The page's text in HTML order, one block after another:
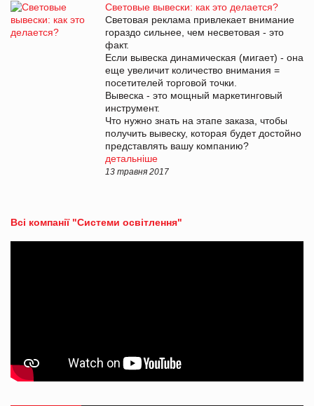
Световые вывески: как это делается?
Световая реклама привлекает внимание
гораздо сильнее, чем несветовая - это
факт.
Если вывеска динамическая (мигает) - она
еще увеличит количество внимания =
посетителей торговой точки.
Вывеска - это мощный маркетинговый
инструмент.
Что нужно знать на этапе заказа, чтобы
получить вывеску, которая будет достойно
представлять вашу компанию?
детальніше
13 травня 2017
Всі компанії "Системи освітлення"